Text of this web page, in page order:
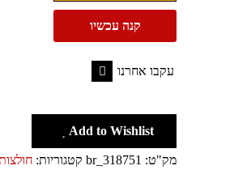
CALVIN
KLEIN
מינימליסטי
קנה עכשיו
עקבו אחרנו
Add to Wishlist
מק"ט: br_318751 קטגוריות: